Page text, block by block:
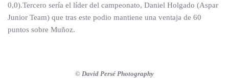
0,0).Tercero sería el líder del campeonato, Daniel Holgado (Aspar
Junior Team) que tras este podio mantiene una ventaja de 60
puntos sobre Muñoz.
© David Persé Photography